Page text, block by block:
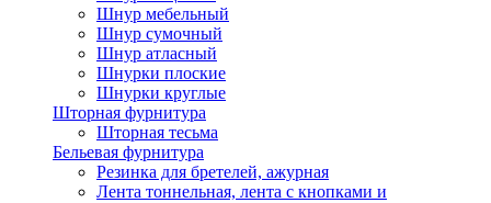
Шнур мебельный
Шнур сумочный
Шнур атласный
Шнурки плоские
Шнурки круглые
Шторная фурнитура
Шторная тесьма
Бельевая фурнитура
Резинка для бретелей, ажурная
Лента тоннельная, лента с кнопками и